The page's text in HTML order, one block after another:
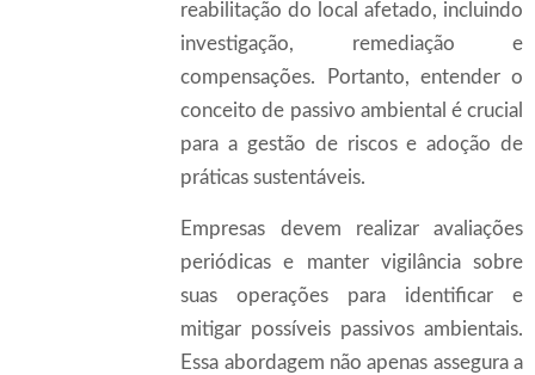
reabilitação do local afetado, incluindo
investigação, remediação e
compensações. Portanto, entender o
conceito de passivo ambiental é crucial
para a gestão de riscos e adoção de
práticas sustentáveis.
Empresas devem realizar avaliações
periódicas e manter vigilância sobre
suas operações para identificar e
mitigar possíveis passivos ambientais.
Essa abordagem não apenas assegura a